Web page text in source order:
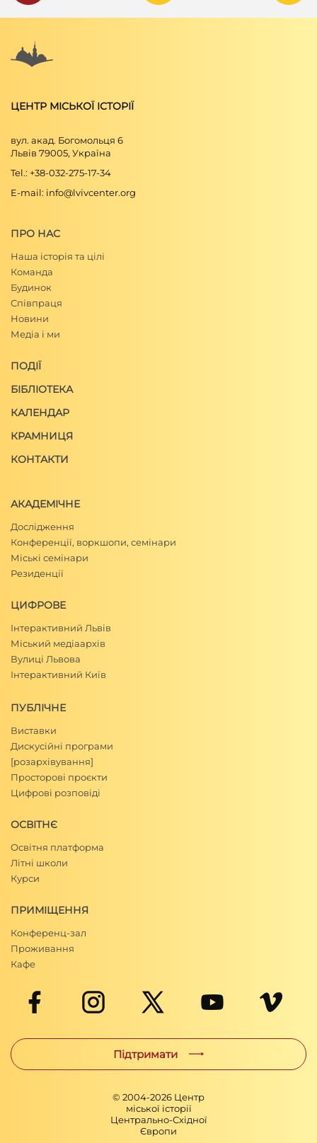
Skorowidz król. stoł. miasta Lwowa, 1889.
Skorowidz król. stoł. miasta Lwowa, 1916.
wyjątkiem m. st. Warszawy, 1939.
Список абонентів львівської АТС, 1940.
ЦЕНТР МІСЬКОЇ ІСТОРІЇ
вул. акад. Богомольця 6
Львів 79005, Україна
Tel.: +38-032-275-17-34
E-mail: info@lvivcenter.org
ПРО НАС
Наша історія та цілі
Команда
Будинок
Співпраця
Новини
Медіа і ми
ПОДІЇ
БІБЛІОТЕКА
КАЛЕНДАР
КРАМНИЦЯ
КОНТАКТИ
АКАДЕМІЧНЕ
Дослідження
Конференції, воркшопи, семінари
Міські семінари
Резиденції
ЦИФРОВЕ
Інтерактивний Львів
Міський медіаархів
Вулиці Львова
Інтерактивний Київ
ПУБЛІЧНЕ
Виставки
Дискусійні програми
[розархівування]
Просторові проєкти
Цифрові розповіді
ОСВІТНЄ
Освітня платформа
Літні школи
Курси
ПРИМІЩЕННЯ
Конференц-зал
Проживання
Кафе
Підтримати
© 2004-2026 Центр
міської історії
Центрально-Східної
Європи